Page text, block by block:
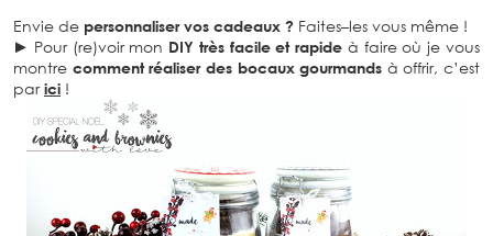
Envie de personnaliser vos cadeaux ? Faites–les vous même !
► Pour (re)voir mon DIY très facile et rapide à faire où je vous
montre comment réaliser des bocaux gourmands à offrir, c’est
parici !